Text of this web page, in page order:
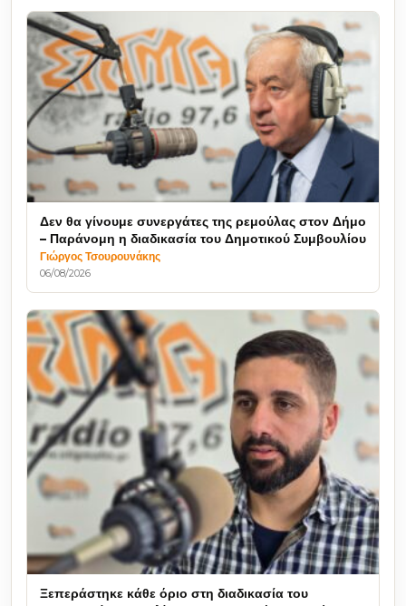
Δεν θα γίνουμε συνεργάτες της ρεμούλας στον Δήμο
– Παράνομη η διαδικασία του Δημοτικού Συμβουλίου
Γιώργος Τσουρουνάκης
06/08/2026
Ξεπεράστηκε κάθε όριο στη διαδικασία του